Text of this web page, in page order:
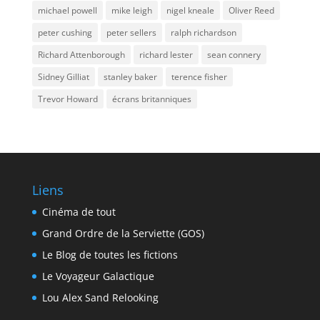
michael powell mike leigh nigel kneale
Oliver Reed
peter cushing
peter sellers
ralph richardson
Richard Attenborough
richard lester
sean connery
Sidney Gilliat
stanley baker
terence fisher
Trevor Howard
écrans britanniques
Liens
Cinéma de tout
Grand Ordre de la Serviette (GOS)
Le Blog de toutes les fictions
Le Voyageur Galactique
Lou Alex Sand Relooking